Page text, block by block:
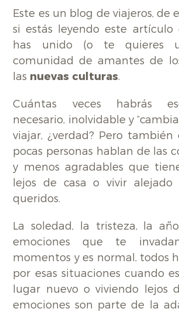
Este es un blog de viajeros, de
si estás leyendo este artículo
has unido (o te quieres
comunidad de amantes de
las nuevas culturas.
Cuántas veces habrás
necesario, inolvidable y
viajar, ¿verdad? Pero
pocas personas hablan de las
y menos agradables que
lejos de casa o vivir alejado
queridos.
La soledad, la tristeza, la
emociones que te
momentos y es normal, todos
por esas situaciones cuando
lugar nuevo o viviendo lejos
emociones son parte de la